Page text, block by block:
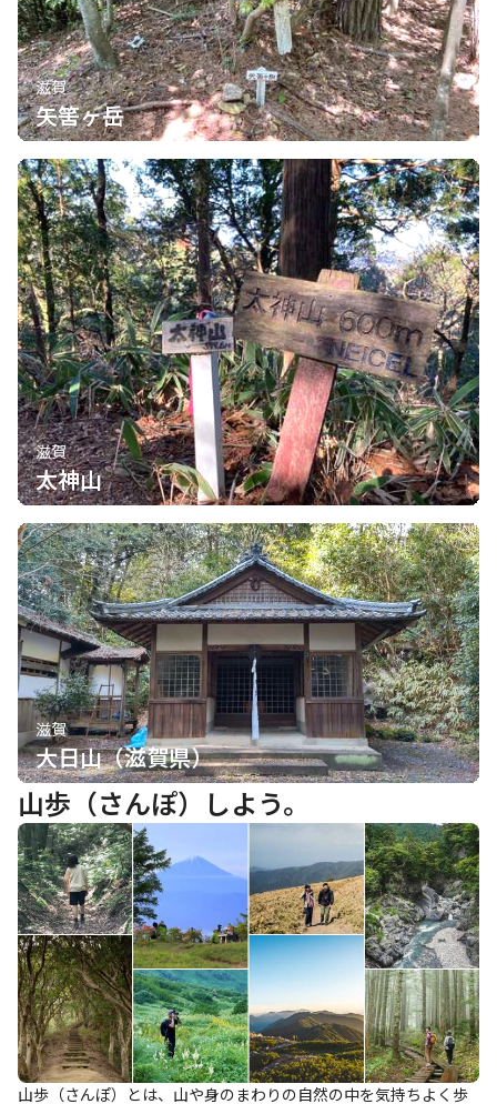
滋賀
矢筈ヶ岳
滋賀
太神山
滋賀
大日山（滋賀県）
山歩（さんぽ）しよう。
山歩（さんぽ）とは、山や身のまわりの自然の中を気持ちよく歩